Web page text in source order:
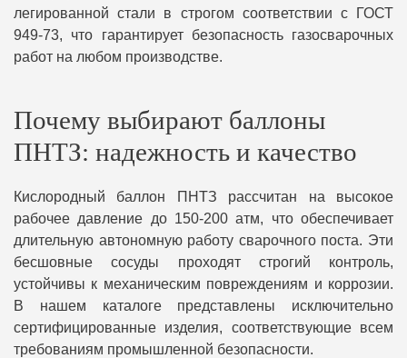
легированной стали в строгом соответствии с ГОСТ
949-73, что гарантирует безопасность газосварочных
работ на любом производстве.
Почему выбирают баллоны
ПНТЗ: надежность и качество
Кислородный баллон ПНТЗ рассчитан на высокое
рабочее давление до 150-200 атм, что обеспечивает
длительную автономную работу сварочного поста. Эти
бесшовные сосуды проходят строгий контроль,
устойчивы к механическим повреждениям и коррозии.
В нашем каталоге представлены исключительно
сертифицированные изделия, соответствующие всем
требованиям промышленной безопасности.